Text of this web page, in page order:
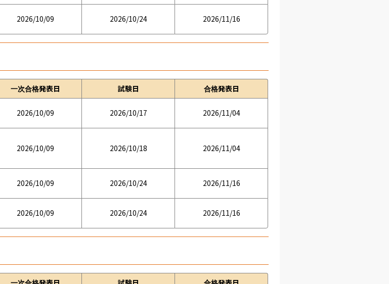
2026/10/09 2026/10/24 2026/11/16
一次合格発表日 試験日
合格発表日
2026/10/09 2026/10/17 2026/11/04
2026/10/09 2026/10/18 2026/11/04
2026/10/09 2026/10/24 2026/11/16
2026/10/09 2026/10/24 2026/11/16